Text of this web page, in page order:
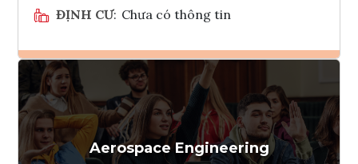
ĐỊNH CƯ: Chưa có thông tin
Ghi danh
Tham vấn Interlink
Aerospace Engineering